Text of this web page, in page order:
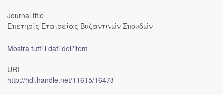
Journal title
Επετηρίς Εταιρείας Βυζαντινών Σπουδών
Mostra tutti i dati dell'item
URI
http://hdl.handle.net/11615/16478